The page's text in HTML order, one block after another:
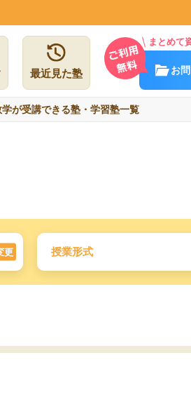
最近見た塾
まとめて
お
が受講できる塾・学習塾一覧
更 授業形式